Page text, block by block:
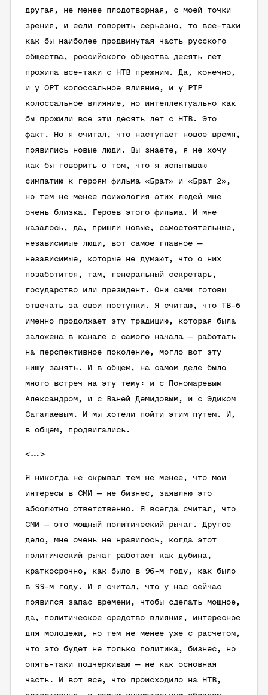
другая, не менее плодотворная, с моей точки
зрения, и если говорить серьезно, то все-таки
как бы наиболее продвинутая часть русского
общества, российского общества десять лет
прожила все-таки с НТВ прежним. Да, конечно,
и у ОРТ колоссальное влияние, и у РТР
колоссальное влияние, но интеллектуально как
бы прожили все эти десять лет с НТВ. Это
факт. Но я считал, что наступает новое время,
появились новые люди. Вы знаете, я не хочу
как бы говорить о том, что я испытываю
симпатию к героям фильма «Брат» и «Брат 2»,
но тем не менее психология этих людей мне
очень близка. Героев этого фильма. И мне
казалось, да, пришли новые, самостоятельные,
независимые люди, вот самое главное —
независимые, которые не думают, что о них
позаботится, там, генеральный секретарь,
государство или президент. Они сами готовы
отвечать за свои поступки. Я считаю, что ТВ-6
именно продолжает эту традицию, которая была
заложена в канале с самого начала — работать
на перспективное поколение, могло вот эту
нишу занять. И в общем, на самом деле было
много встреч на эту тему: и с Пономаревым
Александром, и с Ваней Демидовым, и с Эдиком
Сагалаевым. И мы хотели пойти этим путем. И,
в общем, продвигались.
<…>
Я никогда не скрывал тем не менее, что мои
интересы в СМИ — не бизнес, заявляю это
абсолютно ответственно. Я всегда считал, что
СМИ — это мощный политический рычаг. Другое
дело, мне очень не нравилось, когда этот
политический рычаг работает как дубина,
краткосрочно, как было в 96-м году, как было
в 99-м году. И я считал, что у нас сейчас
появился запас времени, чтобы сделать мощное,
да, политическое средство влияния, интересное
для молодежи, но тем не менее уже с расчетом,
что это будет не только политика, бизнес, но
опять-таки подчеркиваю — не как основная
часть. И вот все, что происходило на НТВ,